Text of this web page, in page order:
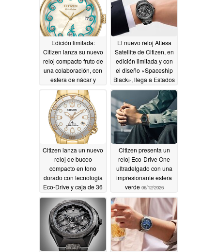
Edición limitada:
Citizen lanza su nuevo
reloj compacto fruto de
una colaboración, con
esfera de nácar y
tecnología Eco-Drive
06/16/2026
El nuevo reloj Attesa
Satellite de Citizen, en
edición limitada y con
el diseño «Spaceship
Black», llega a Estados
Unidos y al Reino
06/12/2026
Citizen lanza un nuevo
reloj de buceo
compacto en tono
dorado con tecnología
Eco-Drive y caja de 36
mm06/12/2026
Citizen presenta un
reloj Eco-Drive One
ultradelgado con una
impresionante esfera
verde 06/12/2026